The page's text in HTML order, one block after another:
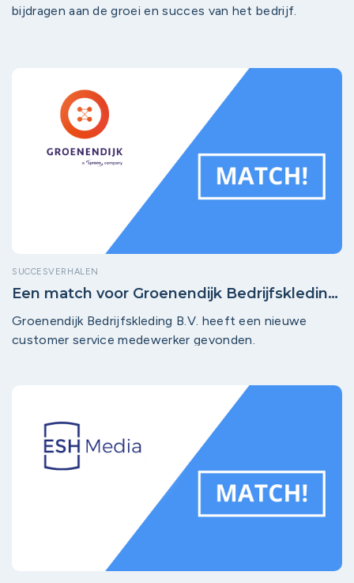
bijdragen aan de groei en succes van het bedrijf.
SUCCESVERHALEN
Een match voor Groenendijk Bedrijfskleding
Groenendijk Bedrijfskleding B.V. heeft een nieuwe
customer service medewerker gevonden.